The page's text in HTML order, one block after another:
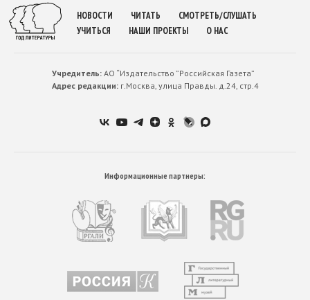
НОВОСТИ ЧИТАТЬ
СМОТРЕТЬ/СЛУШАТЬ
УЧИТЬСЯ
НАШИ ПРОЕКТЫ О НАС
Учредитель:АО “Издательство ”Российская Газета”
Адрес редакции:г.Москва, улица Правды. д.24, стр.4
Информационные партнеры: